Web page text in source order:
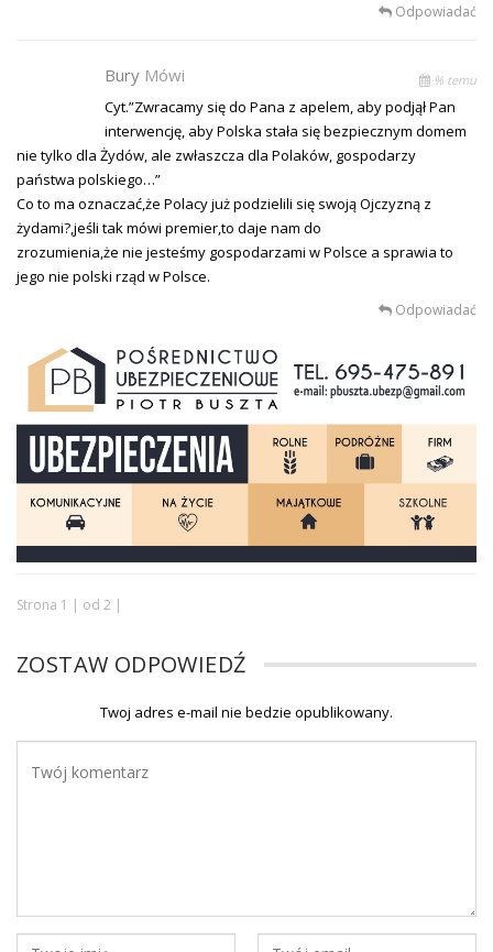
Odpowiadać
Bury Mówi % temu
Cyt.”Zwracamy się do Pana z apelem, aby podjął Pan
interwencję, aby Polska stała się bezpiecznym domem
nie tylko dla Żydów, ale zwłaszcza dla Polaków, gospodarzy
państwa polskiego…”
Co to ma oznaczać,że Polacy już podzielili się swoją Ojczyzną z
żydami?,jeśli tak mówi premier,to daje nam do
zrozumienia,że nie jesteśmy gospodarzami w Polsce a sprawia to
jego nie polski rząd w Polsce.
Odpowiadać
Strona 1 | od 2 |
ZOSTAW ODPOWIEDŹ
Twoj adres e-mail nie bedzie opublikowany.